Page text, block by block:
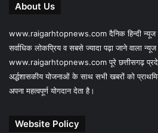
About Us
www.raigarhtopnews.com दैनिक हिन्दी न्यूज
सर्वाधिक लोकप्रिय व सबसे ज्यादा पढ़ा जाने वाला
www.raigarhtopnews.com पूरे छत्तीसगढ़
अर्द्धशासकीय योजनाओं के साथ सभी खबरों को
अपना महत्वपूर्ण योगदान देता है।
Website Policy